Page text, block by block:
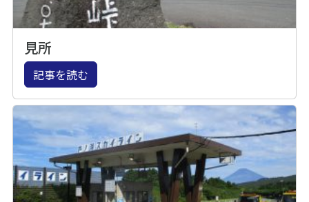
見所
記事を読む